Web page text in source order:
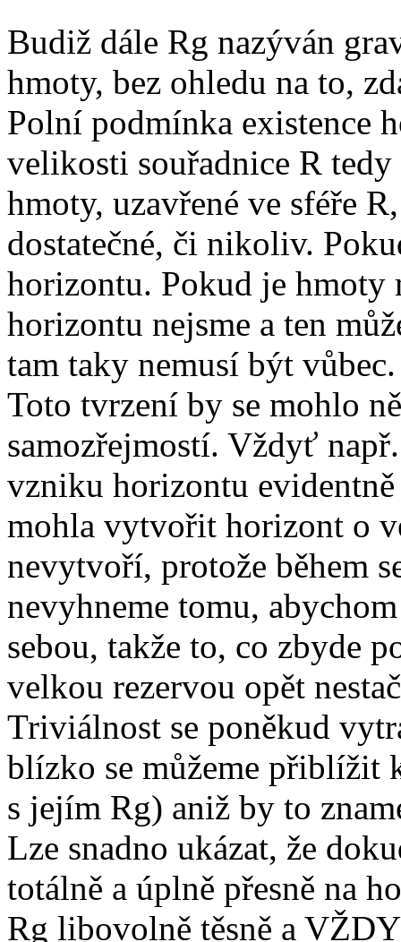
Budiž dále Rg nazýván
hmoty, bez ohledu na to,
Polní podmínka existence
velikosti souřadnice R
hmoty, uzavřené ve sféře
dostatečné, či nikoliv.
horizontu. Pokud je hmoty
horizontu nejsme a ten
tam taky nemusí být vůbec.
Toto tvrzení by se mohlo
samozřejmostí. Vždyť
vzniku horizontu
mohla vytvořit horizont o
nevytvoří, protože během
nevyhneme tomu,
sebou, takže to, co zbyde
velkou rezervou opět
Triviálnost se poněkud
blízko se můžeme přiblížit
s jejím Rg) aniž by to
Lze snadno ukázat, že
totálně a úplně přesně na
Rg libovolně těsně a